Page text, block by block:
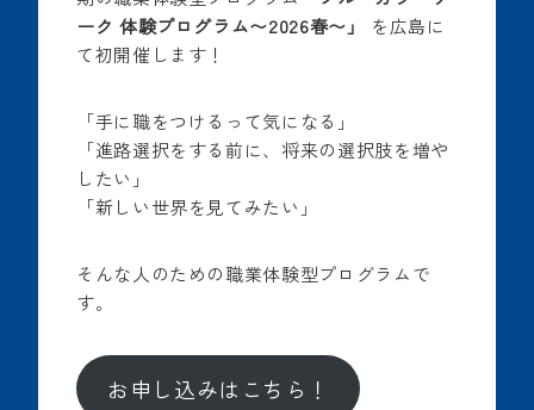
ーク 体験プログラム〜2026春〜」
を広島に
て初開催します！
「手に職をつけるって気になる」
「進路選択をする前に、将来の選択肢を増や
したい」
「新しい世界を見てみたい」
そんな人のための職業体験型プログラムで
す。
お申し込みはこちら！